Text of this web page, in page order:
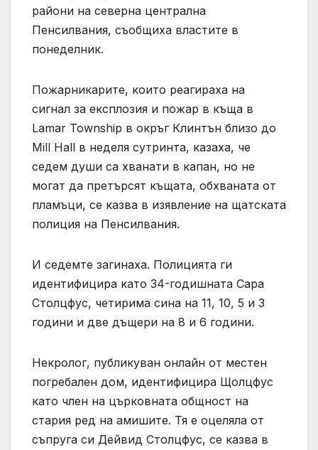
райони на северна централна
Пенсилвания, съобщиха властите в
понеделник.
Пожарникарите, които реагираха на
сигнал за експлозия и пожар в къща в
Lamar Township в окръг Клинтън близо до
Mill Hall в неделя сутринта, казаха, че
седем души са хванати в капан, но не
могат да претърсят къщата, обхваната от
пламъци, се казва в изявление на щатската
полиция на Пенсилвания.
И седемте загинаха. Полицията ги
идентифицира като 34-годишната Сара
Столцфус, четирима сина на 11, 10, 5 и 3
години и две дъщери на 8 и 6 години.
Некролог, публикуван онлайн от местен
погребален дом, идентифицира Щолцфус
като член на църковната общност на
стария ред на амишите. Тя е оцеляла от
съпруга си Дейвид Столцфус, се казва в